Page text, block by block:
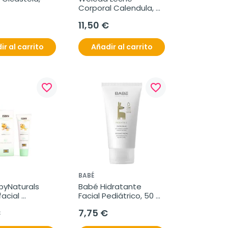
al carrito
Corporal Calendula,
11,50 €
Añadir al carrito
favorite_border favorite_border
BABÉ
Babé Hidratante
Facial Pediátrico, 50
7,75 €